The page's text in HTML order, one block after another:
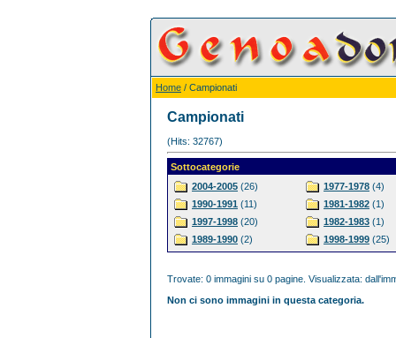
Home / Campionati
Campionati
(Hits: 32767)
Sottocategorie
2004-2005 (26)
1990-1991 (11)
1997-1998 (20)
1989-1990 (2)
1977-1978 (4)
1981-1982 (1)
1982-1983 (1)
1998-1999 (25)
Trovate: 0 immagini su 0 pagine. Visualizzata:
Non ci sono immagini in questa categoria.